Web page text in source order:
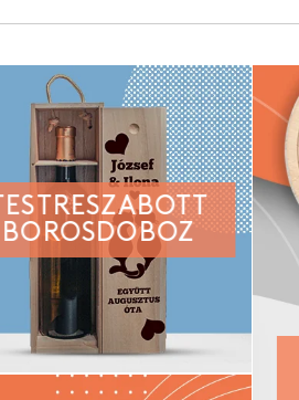
TESTRESZABOTT
BOROSDOBOZ